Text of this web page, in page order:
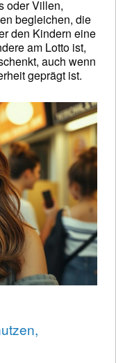
oder Villen,
begleichen, die
den Kindern eine
am Lotto ist,
auch wenn
geprägt ist.